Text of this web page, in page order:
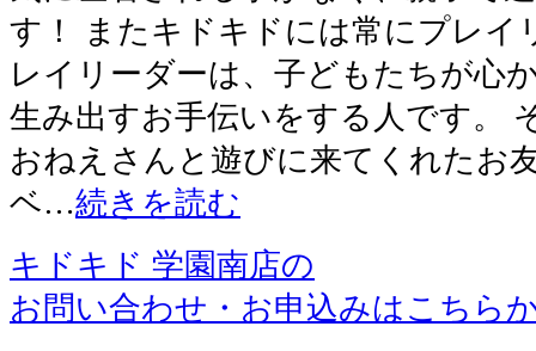
す！ またキドキドには常にプレイ
レイリーダーは、子どもたちが心
生み出すお手伝いをする人です。
おねえさんと遊びに来てくれたお
ベ…続きを読む
キドキド 学園南店の
お問い合わせ・お申込みはこちら